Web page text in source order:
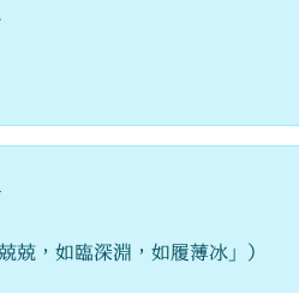
ˊ
兢，如臨深淵，如履薄冰」）